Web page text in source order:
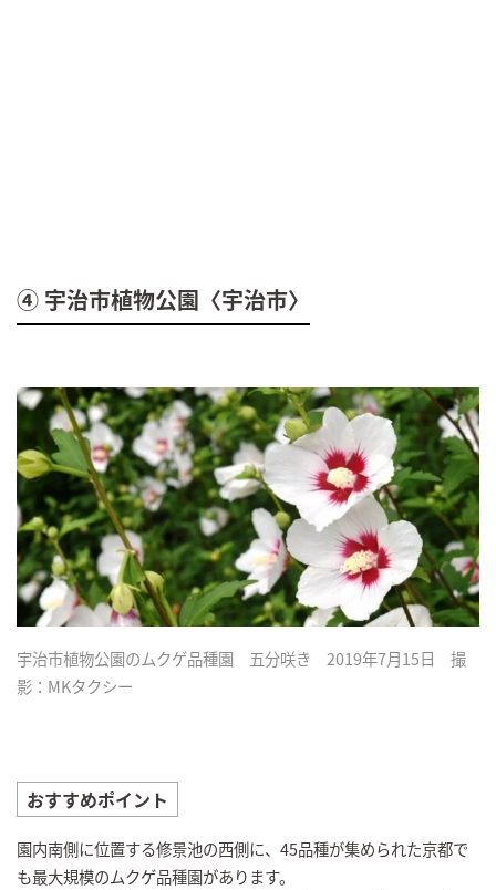
④ 宇治市植物公園〈宇治市〉
宇治市植物公園のムクゲ品種園 五分咲き 2019年7月15日 撮
影：MKタクシー
おすすめポイント
園内南側に位置する修景池の西側に、45品種が集められた京都で
も最大規模のムクゲ品種園があります。